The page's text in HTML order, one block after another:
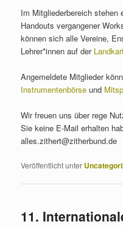
Im Mitgliederbereich
Handouts vergangener
können sich alle Vereine,
Lehrer*innen auf der
Angemeldete Mitglieder
Instrumentenbörse und
Wir freuen uns über rege
Sie keine E-Mail erhalten
alles.zithert@zitherbund.de
Veröffentlicht unter
11.